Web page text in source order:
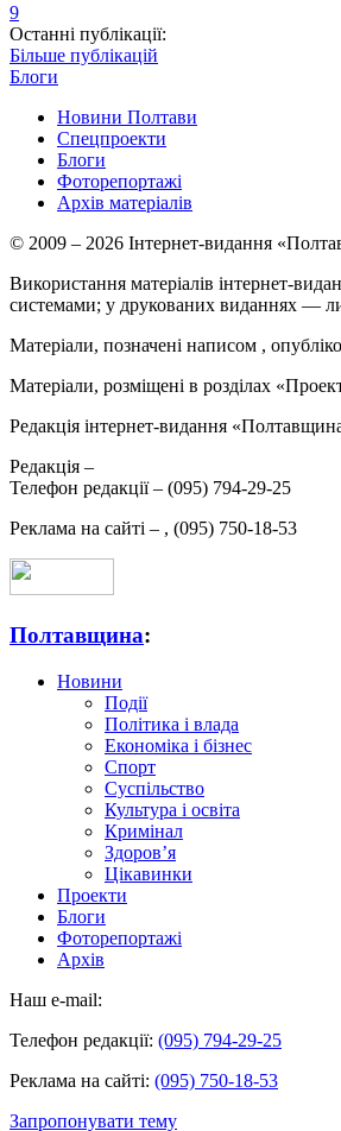
9
Останні публікації:
Більше публікацій
Блоги
Новини Полтави
Спецпроекти
Блоги
Фоторепортажі
Архів матеріалів
© 2009 – 2026 Інтернет-видання
Використання матеріалів інтернет-
системами; у друкованих виданнях —
Матеріали, позначені написом ,
Матеріали, розміщені в розділах
Редакція інтернет-видання
Редакція –
Телефон редакції – (095) 794-29-25
Реклама на сайті – , (095) 750-18-53
Полтавщина:
Новини
Події
Політика і влада
Економіка і бізнес
Спорт
Суспільство
Культура і освіта
Кримінал
Здоров’я
Цікавинки
Проекти
Блоги
Фоторепортажі
Архів
Наш e-mail:
Телефон редакції: (095) 794-29-25
Реклама на сайті: (095) 750-18-53
Запропонувати тему